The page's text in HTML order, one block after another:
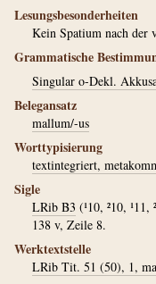
Lesungsbesonderheiten
Kein Spatium nach der
Grammatische
Singular o-Dekl.
Belegansatz
mallum/-us
Worttypisierung
textintegriert,
Sigle
LRib B3 (¹10, ²10,
138 v, Zeile 8.
Werktextstelle
LRib Tit. 51 (50), 1,